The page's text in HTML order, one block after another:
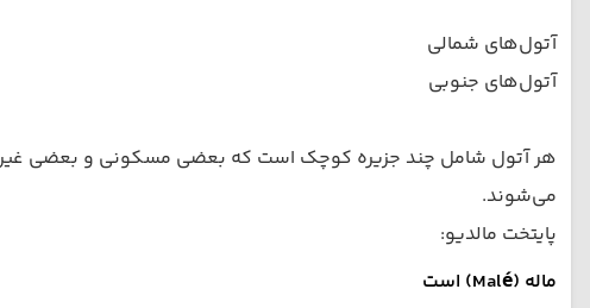
آتول‌های شمالی
آتول‌های جنوبی
می‌شوند.
پایتخت مالدیو:
ماله (Malé) است